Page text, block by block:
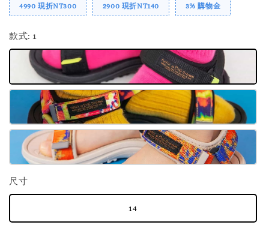
4990 現折NT300 2900 現折NT140 3% 購物金
款式: 1
尺寸
14